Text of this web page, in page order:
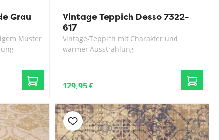
Grau
Muster
Vintage Teppich Desso 7322-
617
Vintage-Teppich mit Charakter und
warmer Ausstrahlung
129,95 €